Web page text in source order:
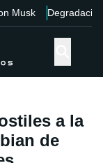
Musk Degradación
a la
de